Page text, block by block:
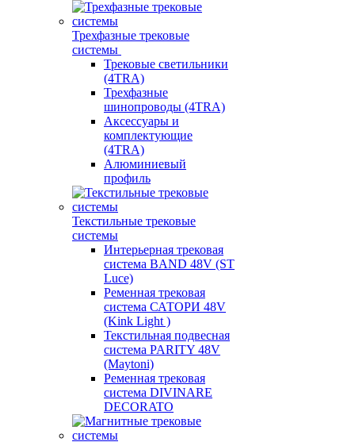
Трехфазные трековые
системы
Трековые светильники
(4TRA)
Трехфазные
шинопроводы (4TRA)
Аксессуары и
комплектующие
(4TRA)
Алюминиевый
профиль
Текстильные трековые
системы
Интерьерная трековая
система BAND 48V (ST
Luce)
Ременная трековая
система САТОРИ 48V
(Kink Light )
Текстильная подвесная
система PARITY 48V
(Maytoni)
Ременная трековая
система DIVINARE
DECORATO